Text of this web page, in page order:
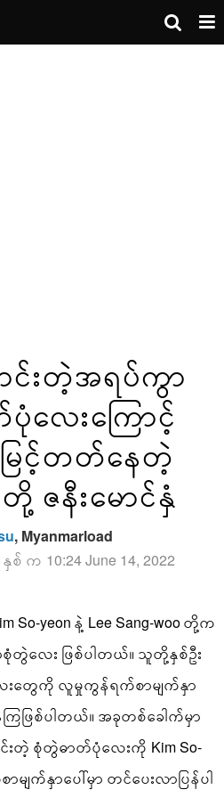
င်းတဲ့အရပ်ကွာ
လေးကြောင့်
မြင့်တတ်နေတဲ့
တို့ ဇနီးမောင်နှံ
, Myanmarload
က 10:24 June 14, 2022
So-yeon နဲ့ Lee Sang-woo တို့က
တွဲလေး ဖြစ်ပါတယ်။ သူတို့နှစ်ဦး
းတွေကို လူမှုကွန်ရက်စာမျက်နှာ
ြဖြစ်ပါတယ်။ အခုတစ်ခေါက်မှာ
တဲ့ စုံတွဲဓာတ်ပုံလေးကို Kim So-
က်နှာပေါ်မှာ တင်ပေးလာပြန်ပါ